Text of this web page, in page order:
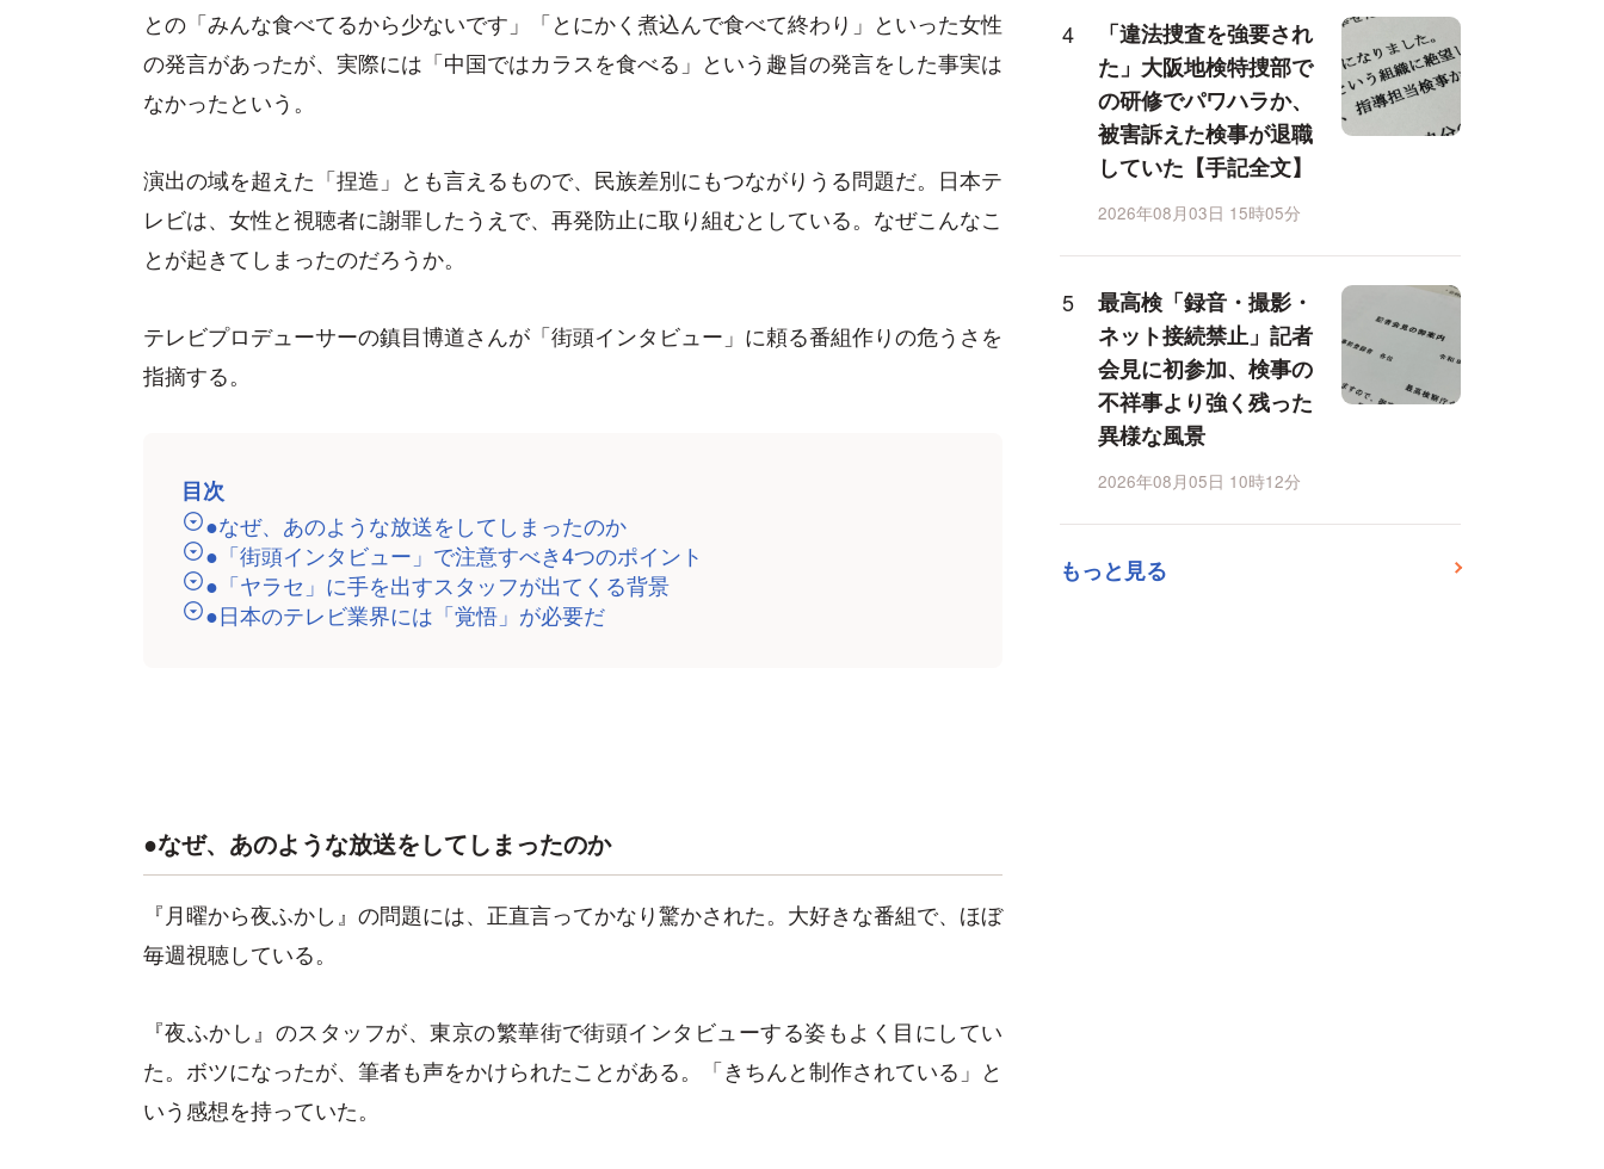
との「みんな食べてるから少ないです」「とにかく煮込んで食べて終わり」といった女性
の発言があったが、実際には「中国ではカラスを食べる」という趣旨の発言をした事実は
なかったという。
演出の域を超えた「捏造」とも言えるもので、民族差別にもつながりうる問題だ。日本テ
レビは、女性と視聴者に謝罪したうえで、再発防止に取り組むとしている。なぜこんなこ
とが起きてしまったのだろうか。
テレビプロデューサーの鎮目博道さんが「街頭インタビュー」に頼る番組作りの危うさを
指摘する。
目次
●なぜ、あのような放送をしてしまったのか
●「街頭インタビュー」で注意すべき4つのポイント
●「ヤラセ」に手を出すスタッフが出てくる背景
●日本のテレビ業界には「覚悟」が必要だ
●なぜ、あのような放送をしてしまったのか
『月曜から夜ふかし』の問題には、正直言ってかなり驚かされた。大好きな番組で、ほぼ
毎週視聴している。
『夜ふかし』のスタッフが、東京の繁華街で街頭インタビューする姿もよく目にしてい
た。ボツになったが、筆者も声をかけられたことがある。「きちんと制作されている」と
いう感想を持っていた。
「違法捜査を強要され
た」大阪地検特捜部で
の研修でパワハラか、
被害訴えた検事が退職
していた【手記全文】
2026年08月03日 15時05分
最高検「録音・撮影・
ネット接続禁止」記者
会見に初参加、検事の
不祥事より強く残った
異様な風景
2026年08月05日 10時12分
もっと見る